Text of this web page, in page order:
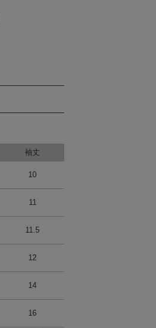
袖丈
10
11
11.5
12
14
16